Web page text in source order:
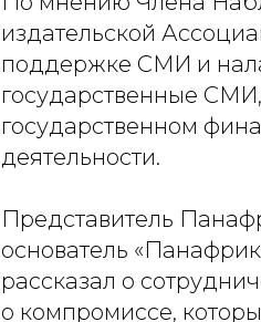
издательской
поддержке СМИ и
государственные
государственном
деятельности.
Представитель
основатель
рассказал о
о компромиссе,